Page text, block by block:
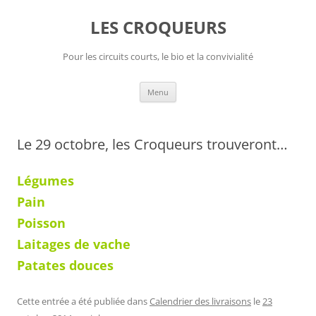
LES CROQUEURS
Pour les circuits courts, le bio et la convivialité
Menu
Le 29 octobre, les Croqueurs trouveront…
Légumes
Pain
Poisson
Laitages de vache
Patates douces
Cette entrée a été publiée dansCalendrier des livraisons le23